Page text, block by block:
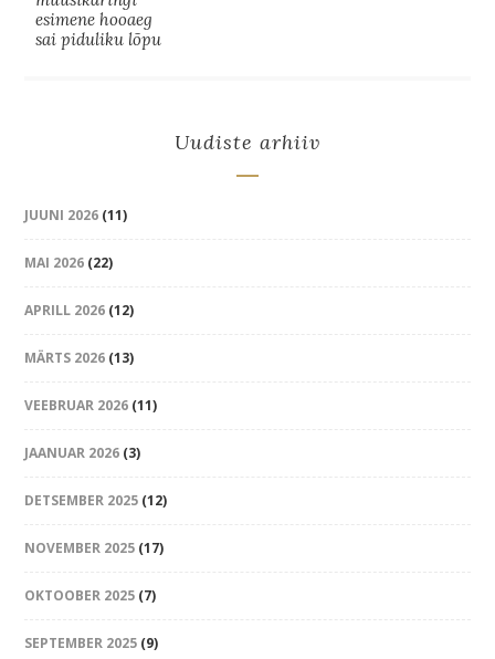
esimene hooaeg
sai piduliku lõpu
Uudiste arhiiv
JUUNI 2026 (11)
MAI 2026 (22)
APRILL 2026 (12)
MÄRTS 2026 (13)
VEEBRUAR 2026 (11)
JAANUAR 2026 (3)
DETSEMBER 2025 (12)
NOVEMBER 2025 (17)
OKTOOBER 2025 (7)
SEPTEMBER 2025 (9)